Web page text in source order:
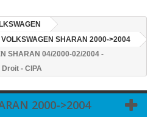
VOLKSWAGEN SHARAN 2000->2004
SHARAN 04/2000-02/2004 -
- CIPA
2000->2004